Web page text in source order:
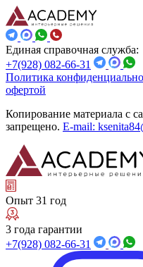
Единая справочная служба:
+7(928) 082-66-31
Политика
офертой
Копирование материала с
запрещено. E-mail:
Опыт 31 год
3 года гарантии
+7(928) 082-66-31